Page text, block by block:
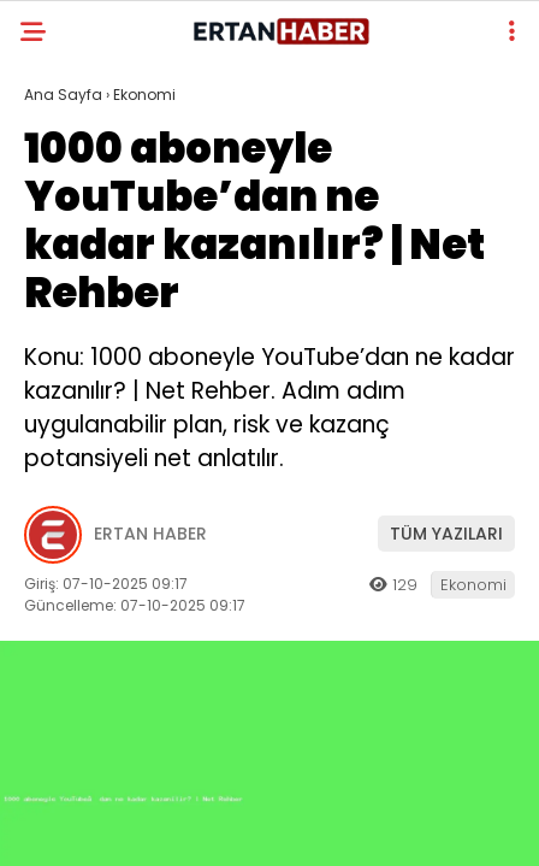
Ana Sayfa ›Ekonomi
1000 aboneyle
YouTube’dan ne
kadar kazanılır? | Net
Rehber
Konu: 1000 aboneyle YouTube’dan ne kadar
kazanılır? | Net Rehber. Adım adım
uygulanabilir plan, risk ve kazanç
potansiyeli net anlatılır.
ERTAN HABER TÜM YAZILARI
Giriş: 07-10-2025 09:17
Güncelleme: 07-10-2025 09:17
129 Ekonomi